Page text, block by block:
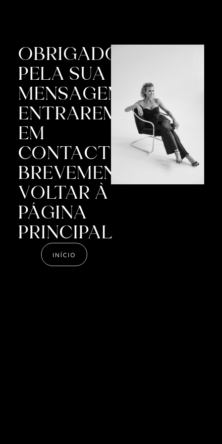
OBRIGADO
PELA SUA
MENSAGEM,
ENTRAREMOS
EM
CONTACTO
BREVEMENTE!
VOLTAR À
PÁGINA
PRINCIPAL
INÍCIO